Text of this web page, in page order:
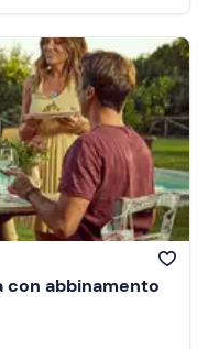
con abbinamento